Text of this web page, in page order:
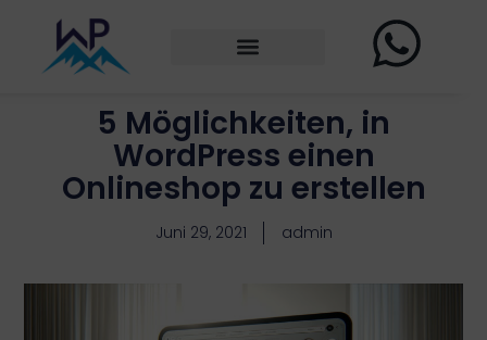
5 Möglichkeiten, in
WordPress einen
Onlineshop zu erstellen
Juni 29, 2021 admin